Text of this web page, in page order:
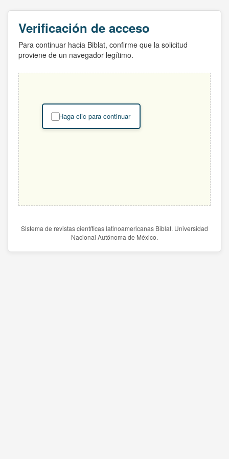
Verificación de acceso
Para continuar hacia Biblat, confirme que la solicitud
proviene de un navegador legítimo.
Haga clic para continuar
Sistema de revistas científicas latinoamericanas Biblat. Universidad
Nacional Autónoma de México.